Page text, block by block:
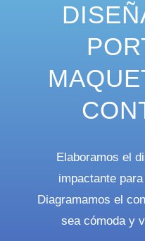
Elaboramos el
impactante
Diagramamos el
sea cómoda y